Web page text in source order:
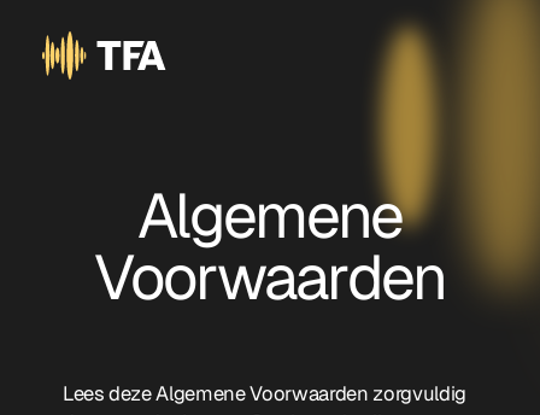
Algemene
Voorwaarden
Lees deze Algemene Voorwaarden zorgvuldig